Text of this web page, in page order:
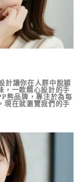
計讓你在人群中脫穎
，一款精心設計的手
熊品牌，專注於為每
現在就瀏覽我們的手